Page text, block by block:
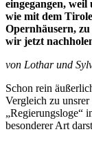
eingegangen,
wie mit dem
Opernhäusern,
wir jetzt
von Lothar und
Schon rein
Vergleich zu
„Regierungsloge“
besonderer Art